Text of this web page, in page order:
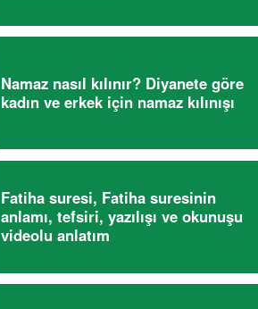
Namaz nasıl kılınır? Diyanete göre
kadın ve erkek için namaz kılınışı
Fatiha suresi, Fatiha suresinin
anlamı, tefsiri, yazılışı ve okunuşu
videolu anlatım